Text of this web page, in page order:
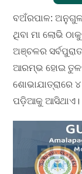
ବଅଁରପାଳ:
ଥିବା ମା ଲୋଭି
ଅଞ୍ଚଳର
ଆରମ୍ଭ ହୋଇ
ଶୋଭାଯାତ୍ରାରେ
ପଡ଼ିଆକୁ ଆସିଥାଏ।